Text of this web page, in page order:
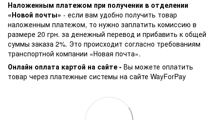
Наложенным платежом при получении в отделении
«Новой почты» - если вам удобно получить товар
наложенным платежом, то нужно заплатить комиссию в
размере 20 грн. за денежный перевод и прибавить к общей
суммы заказа 2%. Это происходит согласно требованиям
транспортной компании «Новая почта».
Онлайн оплата картой на сайте - Вы можете оплатить
товар через платежные системы на сайте WayForPay